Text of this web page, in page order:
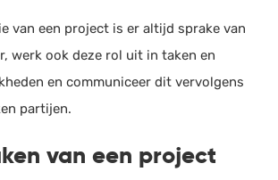
van een project is er altijd sprake van
werk ook deze rol uit in taken en
en communiceer dit vervolgens
partijen.
van een project